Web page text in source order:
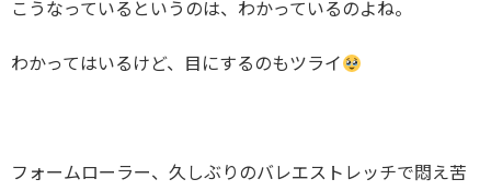
こうなっているというのは、わかっているのよね。
わかってはいるけど、目にするのもツライ
フォームローラー、久しぶりのバレエストレッチで悶え苦